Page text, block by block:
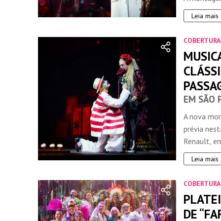
Leia mais
COBERTURA
EM SÃO
A nova
prévia
Renault,
Leia mais
COBERTURA
DE